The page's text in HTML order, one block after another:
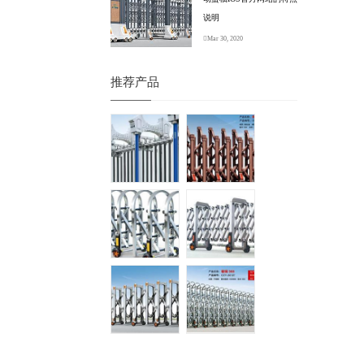
说明
Mar 30, 2020
推荐产品